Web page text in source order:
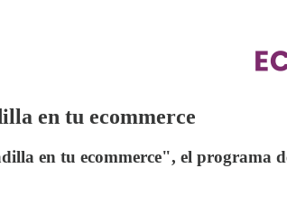
en tu ecommerce
en tu ecommerce", el